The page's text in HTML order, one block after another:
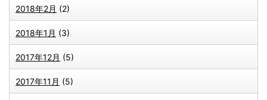
2018年2月 (2)
2018年1月 (3)
2017年12月 (5)
2017年11月 (5)